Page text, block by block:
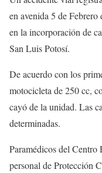
en avenida 5 de
en la incorporación de
San Luis Potosí.
De acuerdo con los
motocicleta de 250 cc,
cayó de la unidad. Las
determinadas.
Paramédicos del
personal de Protección